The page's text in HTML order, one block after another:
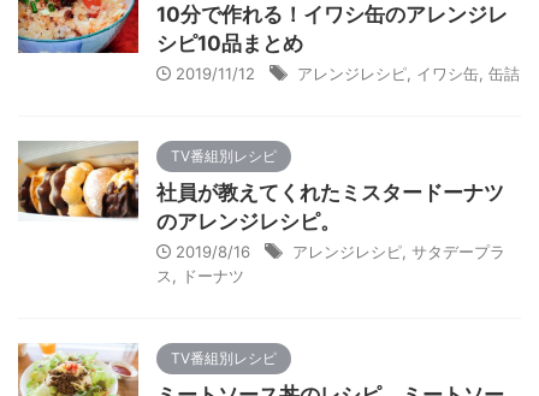
10分で作れる！イワシ缶のアレンジレ
シピ10品まとめ
2019/11/12 アレンジレシピ イワシ缶 缶詰
TV番組別レシピ
社員が教えてくれたミスタードーナツ
のアレンジレシピ。
2019/8/16 アレンジレシピ サタデープラ
ス
ドーナツ
TV番組別レシピ